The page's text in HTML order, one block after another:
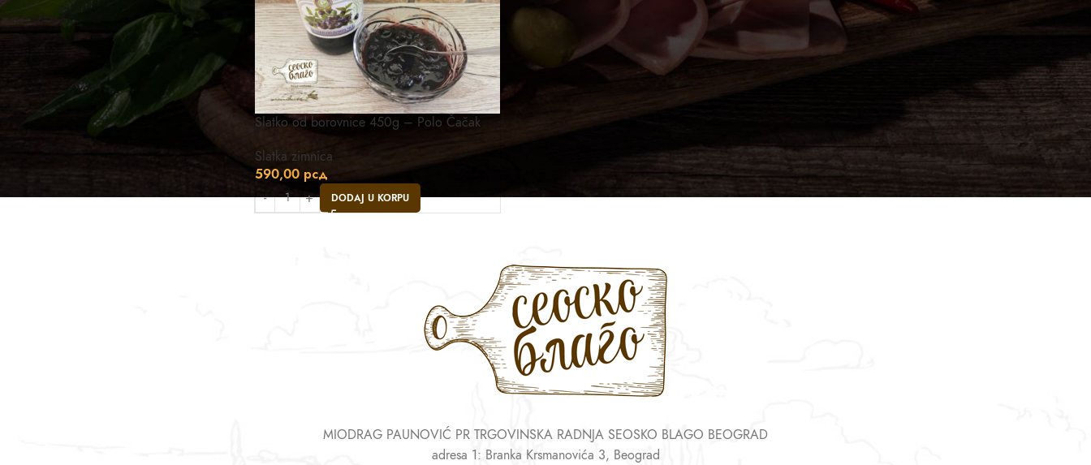
Slatko od borovnice 450g – Polo Čačak
Slatka zimnica
590,00 рсд
DODAJ U KORPU
MIODRAG PAUNOVIĆ PR TRGOVINSKA RADNJA SEOSKO BLAGO BEOGRAD
adresa 1: Branka Krsmanovića 3, Beograd